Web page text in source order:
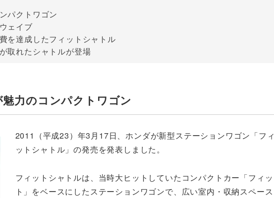
パクトワゴン
ェイブ
を達成したフィットシャトル
取れたシャトルが登場
力のコンパクトワゴン
2011（平成23）年3月17日、ホンダが新型ステーションワゴン「フィ
ットシャトル」の発売を発表しました。
フィットシャトルは、当時大ヒットしていたコンパクトカー「フィッ
ト」をベースにしたステーションワゴンで、広い室内・収納スペース